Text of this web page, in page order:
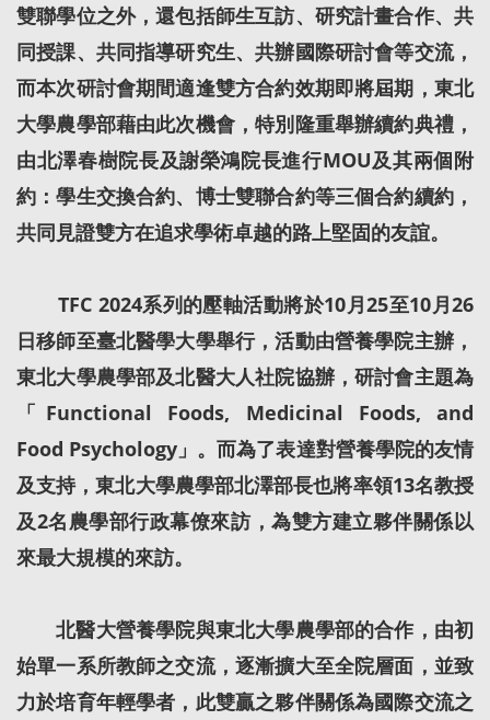
雙聯學位之外，還包括師生互訪、研究計畫合作、共
同授課、共同指導研究生、共辦國際研討會等交流，
而本次研討會期間適逢雙方合約效期即將屆期，東北
大學農學部藉由此次機會，特別隆重舉辦續約典禮，
由北澤春樹院長及謝榮鴻院長進行MOU及其兩個附
約：學生交換合約、博士雙聯合約等三個合約續約，
共同見證雙方在追求學術卓越的路上堅固的友誼。
TFC 2024系列的壓軸活動將於10月25至10月26
日移師至臺北醫學大學舉行，活動由營養學院主辦，
東北大學農學部及北醫大人社院協辦，研討會主題為
「Functional Foods, Medicinal Foods, and
Food Psychology」。而為了表達對營養學院的友情
及支持，東北大學農學部北澤部長也將率領13名教授
及2名農學部行政幕僚來訪，為雙方建立夥伴關係以
來最大規模的來訪。
北醫大營養學院與東北大學農學部的合作，由初
始單一系所教師之交流，逐漸擴大至全院層面，並致
力於培育年輕學者，此雙贏之夥伴關係為國際交流之